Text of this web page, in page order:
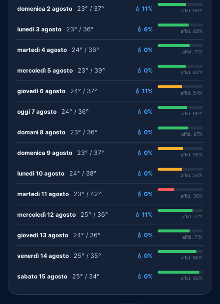
domenica 2 agosto 23° / 37° 💧 11% affid. 63%
lunedì 3 agosto 23° / 36° 💧 6% affid. 69%
martedì 4 agosto 24° / 36° 💧 0% affid. 71%
mercoledì 5 agosto 23° / 39° 💧 0% affid. 62%
giovedì 6 agosto 24° / 37° 💧 11% affid. 54%
oggi 7 agosto 24° / 36° 💧 0% affid. 65%
domani 8 agosto 23° / 36° 💧 0% affid. 67%
domenica 9 agosto 23° / 37° 💧 0% affid. 56%
lunedì 10 agosto 24° / 38° 💧 0% affid. 54%
martedì 11 agosto 23° / 42° 💧 0% affid. 36%
mercoledì 12 agosto 25° / 36° 💧 11% affid. 77%
giovedì 13 agosto 24° / 36° 💧 0% affid. 71%
venerdì 14 agosto 25° / 35° 💧 0% affid. 86%
sabato 15 agosto 25° / 34° 💧 0% affid. 92%